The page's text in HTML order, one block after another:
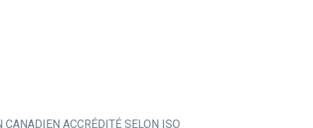
ACCRÉDITÉ SELON ISO